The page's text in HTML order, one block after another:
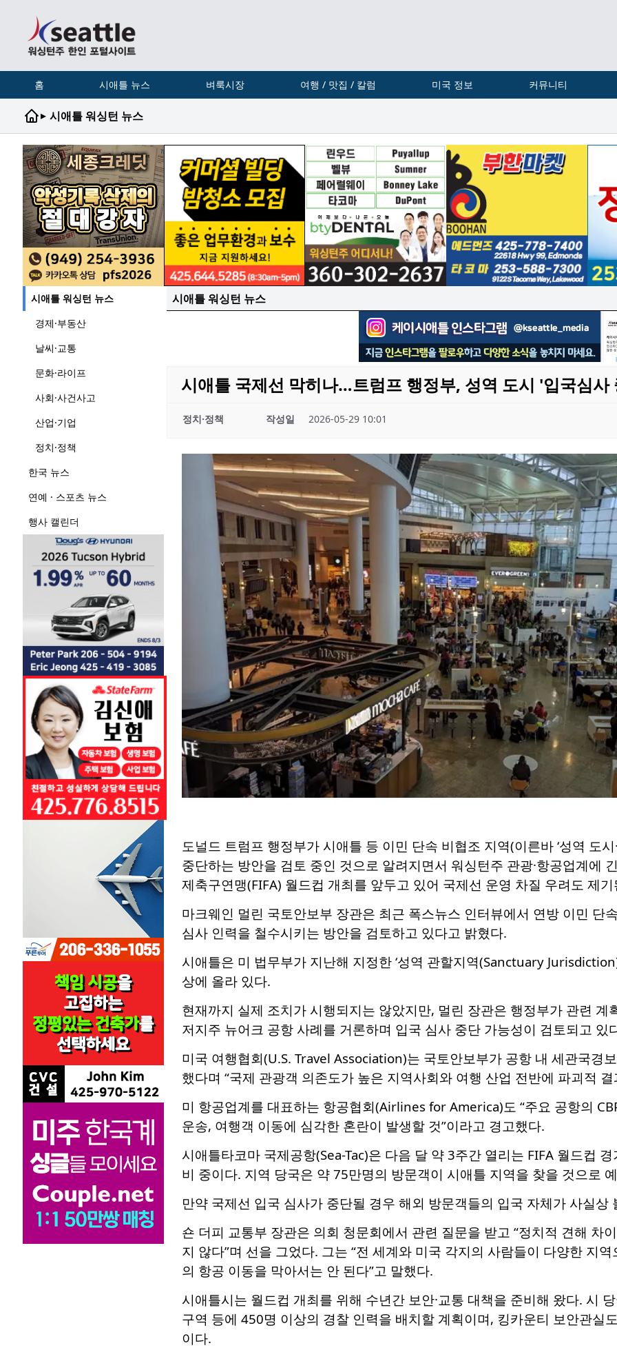
홈 시애틀 뉴스 벼룩시장 여행 / 맛집 / 칼럼 미국 정보 커뮤니티
▸ 시애틀 워싱턴 뉴스
시애틀 워싱턴 뉴스
경제·부동산
날씨·교통
문화·라이프
사회·사건사고
산업·기업
정치·정책
한국 뉴스
연예 · 스포츠 뉴스
행사 캘린더
시애틀 워싱턴 뉴스
시애틀 국제선 막히나…트럼프 행정부, 성역 도시 '입국심사
정치·정책 작성일 2026-05-29 10:01
도널드 트럼프 행정부가 시애틀 등 이민 단속 비협조 지역(이른바 ‘성역 도
중단하는 방안을 검토 중인 것으로 알려지면서 워싱턴주 관광·항공업계에
제축구연맹(FIFA) 월드컵 개최를 앞두고 있어 국제선 운영 차질 우려도 제기
마크웨인 멀린 국토안보부 장관은 최근 폭스뉴스 인터뷰에서 연방 이민 단
심사 인력을 철수시키는 방안을 검토하고 있다고 밝혔다.
시애틀은 미 법무부가 지난해 지정한 ‘성역 관할지역(Sanctuary
상에 올라 있다.
현재까지 실제 조치가 시행되지는 않았지만, 멀린 장관은 행정부가 관련
저지주 뉴어크 공항 사례를 거론하며 입국 심사 중단 가능성이 검토되고 있
미국 여행협회(U.S. Travel Association)는 국토안보부가 공항 내 세관국경
했다며 “국제 관광객 의존도가 높은 지역사회와 여행 산업 전반에 파괴적
미 항공업계를 대표하는 항공협회(Airlines for America)도 “주요 공항의
운송, 여행객 이동에 심각한 혼란이 발생할 것”이라고 경고했다.
시애틀타코마 국제공항(Sea-Tac)은 다음 달 약 3주간 열리는 FIFA 월드컵
비 중이다. 지역 당국은 약 75만명의 방문객이 시애틀 지역을 찾을 것으로
만약 국제선 입국 심사가 중단될 경우 해외 방문객들의 입국 자체가 사실
숀 더피 교통부 장관은 의회 청문회에서 관련 질문을 받고 “정치적 견해 차
지 않다”며 선을 그었다. 그는 “전 세계와 미국 각지의 사람들이 다양한 지
의 항공 이동을 막아서는 안 된다”고 말했다.
시애틀시는 월드컵 개최를 위해 수년간 보안·교통 대책을 준비해 왔다. 시
구역 등에 450명 이상의 경찰 인력을 배치할 계획이며, 킹카운티 보안관실
이다.